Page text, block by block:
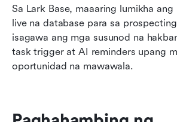
Sa Lark Base, maaaring lumikha
live na database para sa
isagawa ang mga susunod na
task trigger at AI reminders upang
oportunidad na mawawala.